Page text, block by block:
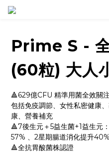
Prime S -
(60粒) 大人
🔺629億CFU 精準用菌全效關
包括免疫調節、女性私密健康
康、營養補充
🔺7後生元＋5益生菌+1益生元
57% 、2星期腸道消化提升40%
🔺全抗胃酸菌株認證